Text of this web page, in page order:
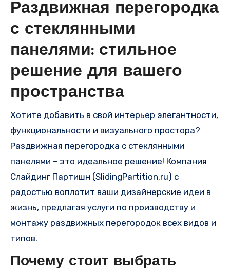
Раздвижная перегородка
с стеклянными
панелями: стильное
решение для вашего
пространства
Хотите добавить в свой интерьер элегантности,
функциональности и визуального простора?
Раздвижная перегородка с стеклянными
панелями – это идеальное решение! Компания
Слайдинг Партишн (SlidingPartition.ru) с
радостью воплотит ваши дизайнерские идеи в
жизнь, предлагая услуги по производству и
монтажу раздвижных перегородок всех видов и
типов.
Почему стоит выбрать